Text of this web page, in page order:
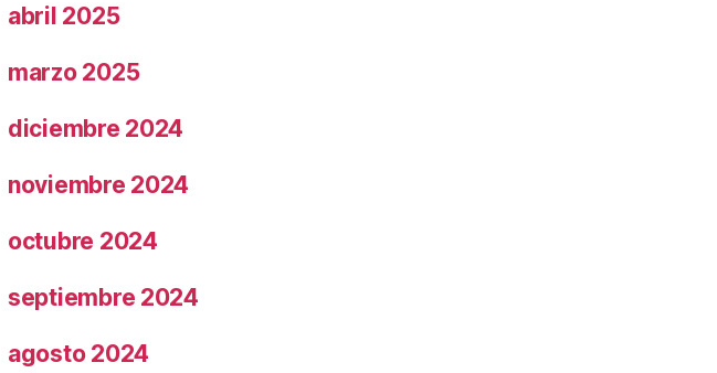
abril 2025
marzo 2025
diciembre 2024
noviembre 2024
octubre 2024
septiembre 2024
agosto 2024